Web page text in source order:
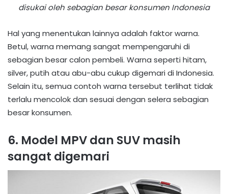
disukai oleh sebagian besar konsumen Indonesia
Hal yang menentukan lainnya adalah faktor warna.
Betul, warna memang sangat mempengaruhi di
sebagian besar calon pembeli. Warna seperti hitam,
silver, putih atau abu-abu cukup digemari di Indonesia.
Selain itu, semua contoh warna tersebut terlihat tidak
terlalu mencolok dan sesuai dengan selera sebagian
besar konsumen.
6. Model MPV dan SUV masih
sangat digemari